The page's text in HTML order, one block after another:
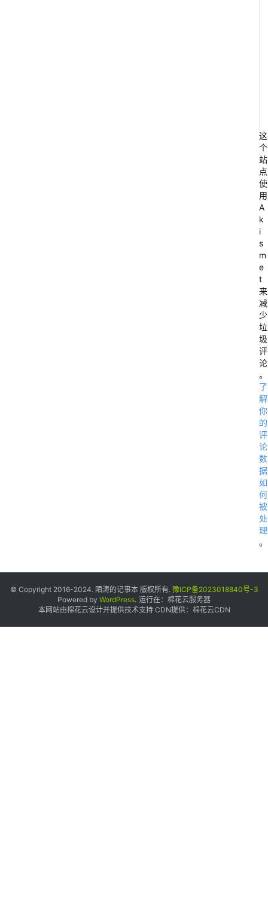
这
个
站
点
使
用
A
k
i
s
m
e
t
来
减
少
垃
圾
评
论
。
了
解
你
的
评
论
数
据
如
何
被
处
理
。
© Copyright 2016-2024. 陌涛的记事本 版权所有. 豫ICP备2023018840号-3
Powered by WordPress. 运行在： 棉花云服务器
本网站由棉花云设计并提供技术支持 CDN提供： 棉花云CDN